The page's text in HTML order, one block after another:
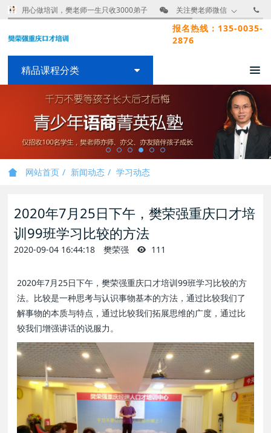
用心做培训，樊老师一生只收3000弟子 关注樊老师微信
报名热线：135-0035-
2876
精品课程分类
网站首页 新闻动态 学习动态
2020年7月25日下午，樊荣强重庆口才培
训99班学习比较的方法
2020-09-04 16:44:18 樊荣强 111
2020年7月25日下午，樊荣强重庆口才培训99班学习比较的方
法。比较是一种思考与认识事物基本的方法，通过比较我们了
解事物的本质与特点，通过比较我们拓展思维的广度，通过比
较我们增强讲话的说服力。